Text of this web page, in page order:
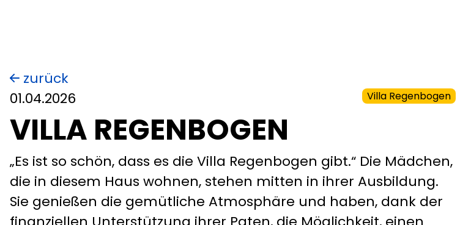
zurück
01.04.2026
Villa Regenbogen
VILLA REGENBOGEN
„Es ist so schön, dass es die Villa Regenbogen gibt.“ Die Mädchen,
die in diesem Haus wohnen, stehen mitten in ihrer Ausbildung.
Sie genießen die gemütliche Atmosphäre und haben, dank der